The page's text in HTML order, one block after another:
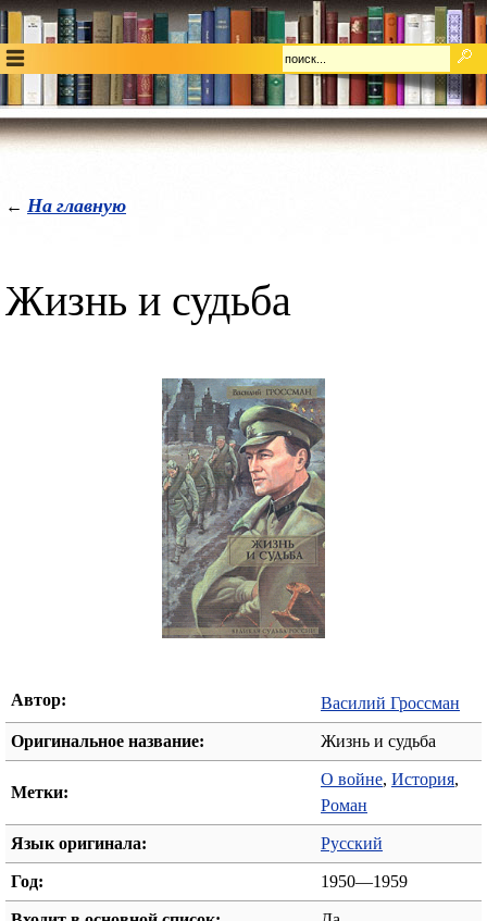
← На главную
Жизнь и судьба
Автор: Василий Гроссман
Оригинальное название: Жизнь и судьба
Метки:
О войне, История,
Роман
Язык оригинала: Русский
Год: 1950—1959